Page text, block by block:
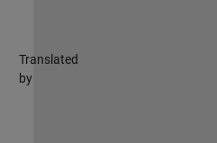
Translated
by